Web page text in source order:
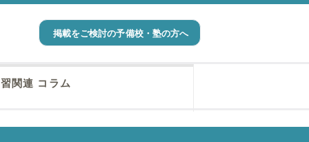
掲載をご検討の予備校・塾の方へ
関連 コラム